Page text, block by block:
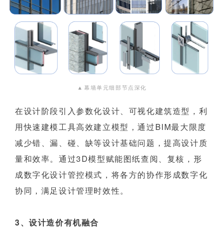
▲ 幕墙单元细部节点深化
在设计阶段引入参数化设计、可视化建筑造型，利
用快速建模工具高效建立模型，通过BIM最大限度
减少错、漏、碰、缺等设计基础问题，提高设计质
量和效率。通过3D模型赋能图纸查阅、复核，形
成数字化设计管控模式，将各方的协作形成数字化
协同，满足设计管理时效性。
3、设计造价有机融合